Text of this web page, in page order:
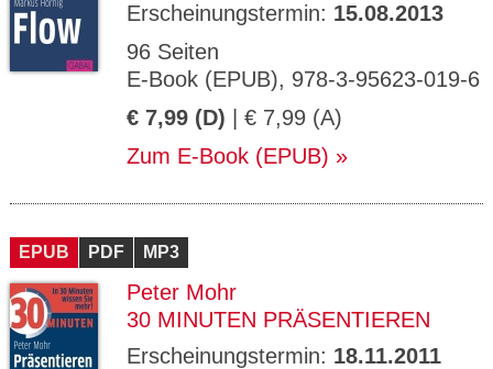
Erscheinungstermin: 15.08.2013
96 Seiten
E-Book (EPUB), 978-3-95623-019-6
€ 7,99 (D) | € 7,99 (A)
Zum E-Book (EPUB)
EPUB PDF MP3
Peter Mohr
30 MINUTEN PRÄSENTIEREN
Erscheinungstermin: 18.11.2011